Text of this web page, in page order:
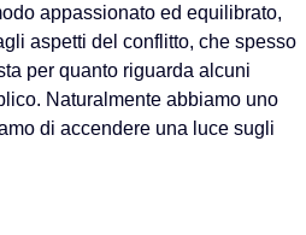
appassionato ed equilibrato,
aspetti del conflitto, che spesso
per quanto riguarda alcuni
Naturalmente abbiamo uno
di accendere una luce sugli